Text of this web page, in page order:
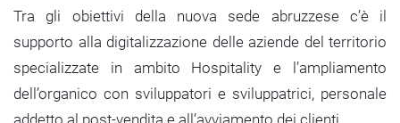
Tra gli obiettivi della nuova sede abruzzese c’è il
supporto alla digitalizzazione delle aziende del territorio
specializzate in ambito Hospitality e l’ampliamento
dell’organico con sviluppatori e sviluppatrici, personale
addetto al post-vendita e all’avviamento dei clienti.